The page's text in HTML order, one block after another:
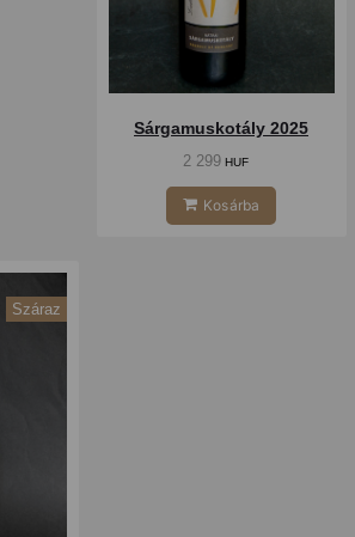
Sárgamuskotály 2025
2 299HUF
Kosárba
Száraz